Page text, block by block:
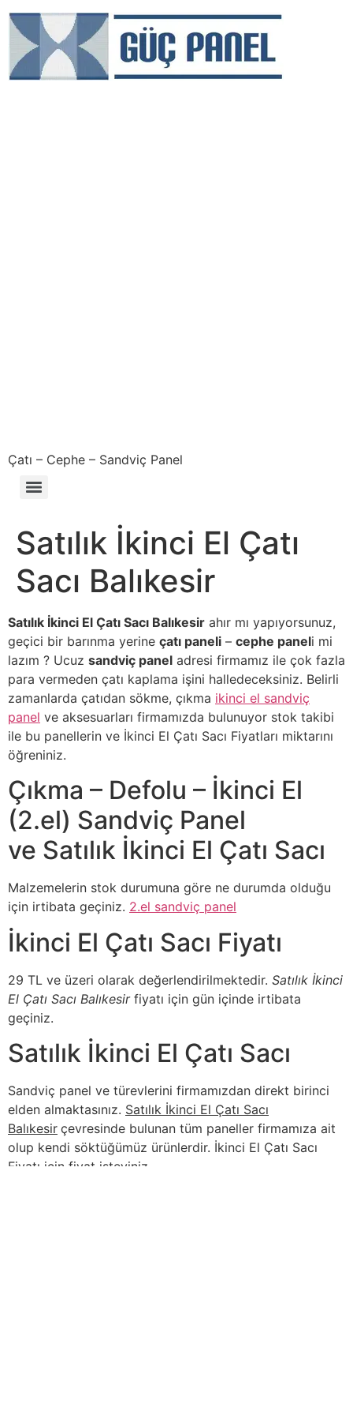
Çatı – Cephe – Sandviç Panel
Satılık İkinci El Çatı
Sacı Balıkesir
Satılık İkinci El Çatı Sacı Balıkesir ahır mı yapıyorsunuz,
geçici bir barınma yerine çatı paneli – cephe paneli mi
lazım ? Ucuz sandviç panel adresi firmamız ile çok fazla
para vermeden çatı kaplama işini halledeceksiniz. Belirli
zamanlarda çatıdan sökme, çıkma ikinci el sandviç
panel ve aksesuarları firmamızda bulunuyor stok takibi
ile bu panellerin ve İkinci El Çatı Sacı Fiyatları miktarını
öğreniniz.
Çıkma – Defolu – İkinci El
(2.el) Sandviç Panel
ve Satılık İkinci El Çatı Sacı
Malzemelerin stok durumuna göre ne durumda olduğu
için irtibata geçiniz. 2.el sandviç panel
İkinci El Çatı Sacı Fiyatı
29 TL ve üzeri olarak değerlendirilmektedir. Satılık İkinci
El Çatı Sacı Balıkesirfiyatı için gün içinde irtibata
geçiniz.
Satılık İkinci El Çatı Sacı
Sandviç panel ve türevlerini firmamızdan direkt birinci
elden almaktasınız. Satılık İkinci El Çatı Sacı
Balıkesir çevresinde bulunan tüm paneller firmamıza ait
olup kendi söktüğümüz ürünlerdir. İkinci El Çatı Sacı
Fiyatı için fiyat isteyiniz.